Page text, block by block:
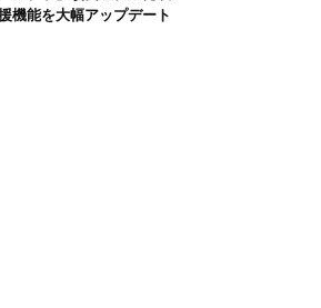
機能を大幅アップデート